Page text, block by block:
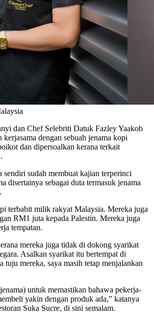
dan Chef Selebriti Datuk Fazley Yaakob
kerjasama dengan sebuah jenama kopi
dan dipersoalkan kerana terkait
sendiri sudah membuat kajian terperinci
disertainya sebagai duta termasuk jenama
terbabit milik rakyat Malaysia. Mereka juga
RM1 juta kepada Palestin. Mereka juga
tempatan.
mereka juga tidak di dokong syarikat
Asalkan syarikat itu bertempat di
tuju mereka, saya masih tetap menjalankan
untuk memastikan bahawa pekerja-
yakin dengan produk ada,” katanya
Suka Sucre, di sini semalam.